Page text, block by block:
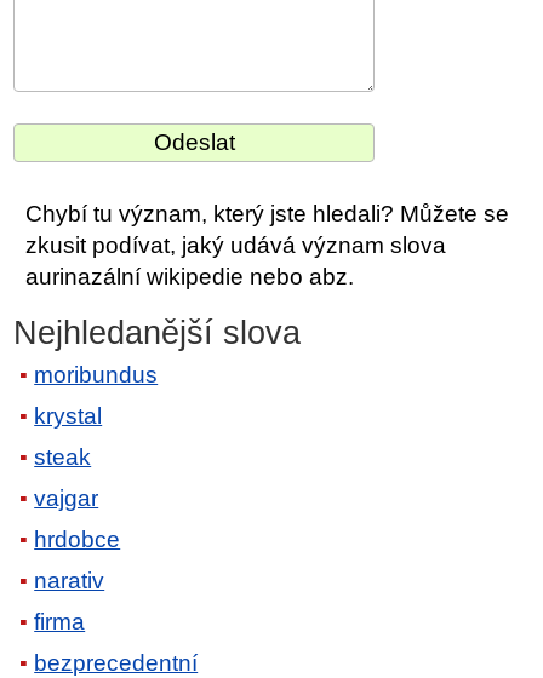
Chybí tu význam, který jste hledali? Můžete se
zkusit podívat, jaký udává význam slova
aurinazální wikipedie nebo abz.
Nejhledanější slova
moribundus
krystal
steak
vajgar
hrdobce
narativ
firma
bezprecedentní